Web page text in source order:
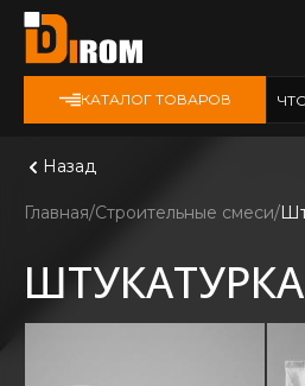
КАТАЛОГ ТОВАРОВ
Назад
Главная Строительные смеси
ШТУКАТУРКА